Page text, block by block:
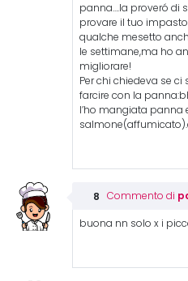
panna….la proveró di
provare il tuo
qualche mesetto
le settimane,ma ho
migliorare!
Per chi chiedeva se
farcire con la
l’ho mangiata panna
Commento di
buona nn solo x i